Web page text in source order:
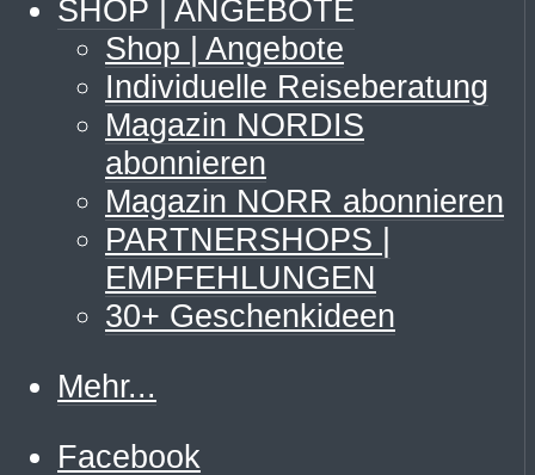
SHOP | ANGEBOTE
Shop | Angebote
Individuelle Reiseberatung
Magazin NORDIS
abonnieren
Magazin NORR abonnieren
PARTNERSHOPS |
EMPFEHLUNGEN
30+ Geschenkideen
Mehr...
Facebook